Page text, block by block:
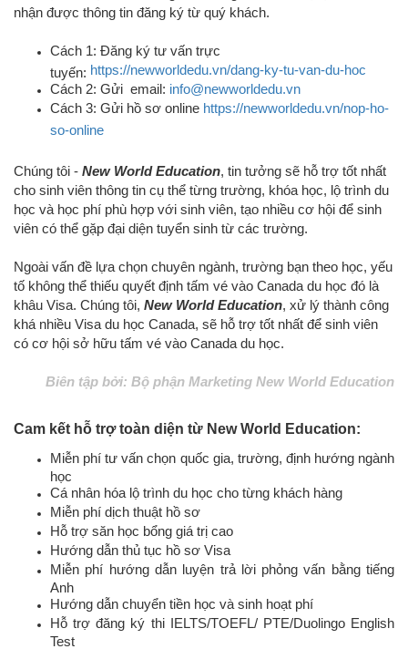
nhận được thông tin đăng ký từ quý khách.
Cách 1: Đăng ký tư vấn trực
tuyến: https://newworldedu.vn/dang-ky-tu-van-du-hoc
Cách 2: Gửi email: info@newworldedu.vn
Cách 3: Gửi hồ sơ online https://newworldedu.vn/nop-ho-
so-online
Chúng tôi - New World Education, tin tưởng sẽ hỗ trợ tốt nhất
cho sinh viên thông tin cụ thể từng trường, khóa học, lộ trình du
học và học phí phù hợp với sinh viên, tạo nhiều cơ hội để sinh
viên có thể gặp đại diện tuyển sinh từ các trường.
Ngoài vấn đề lựa chọn chuyên ngành, trường bạn theo học, yếu
tố không thể thiếu quyết định tấm vé vào Canada du học đó là
khâu Visa. Chúng tôi, New World Education, xử lý thành công
khá nhiều Visa du học Canada, sẽ hỗ trợ tốt nhất để sinh viên
có cơ hội sở hữu tấm vé vào Canada du học.
Biên tập bởi: Bộ phận Marketing New World Education
Cam kết hỗ trợ toàn diện từ New World Education:
Miễn phí tư vấn chọn quốc gia, trường, định hướng ngành
học
Cá nhân hóa lộ trình du học cho từng khách hàng
Miễn phí dịch thuật hồ sơ
Hỗ trợ săn học bổng giá trị cao
Hướng dẫn thủ tục hồ sơ Visa
Miễn phí hướng dẫn luyện trả lời phỏng vấn bằng tiếng
Anh
Hướng dẫn chuyển tiền học và sinh hoạt phí
Hỗ trợ đăng ký thi IELTS/TOEFL/ PTE/Duolingo English
Test